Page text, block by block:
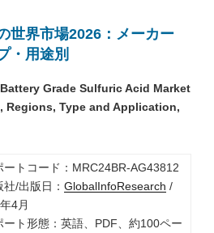
世界市場2026：メーカー
・用途別
Grade Sulfuric Acid Market
Regions, Type and Application,
ートコード：MRC24BR-AG43812
社/出版日： GlobalInfoResearch /
4月
ート形態：英語、PDF、約100ペー